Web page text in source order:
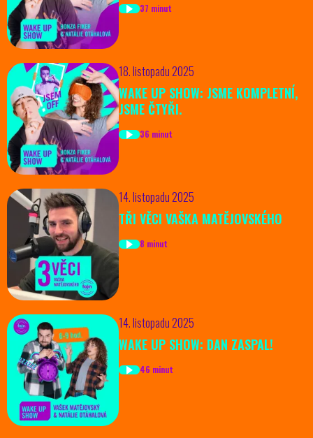
37 minut
18. listopadu 2025
WAKE UP SHOW: JSME KOMPLETNÍ,
JSME ČTYŘI.
36 minut
14. listopadu 2025
TŘI VĚCI VAŠKA MATĚJOVSKÉHO
8 minut
14. listopadu 2025
WAKE UP SHOW: DAN ZASPAL!
46 minut